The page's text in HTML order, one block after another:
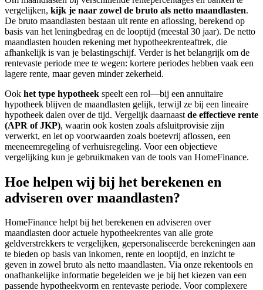
vergelijken, kijk je naar zowel de bruto als netto maandlasten.
De bruto maandlasten bestaan uit rente en aflossing, berekend op
basis van het leningbedrag en de looptijd (meestal 30 jaar). De netto
maandlasten houden rekening met hypotheekrenteaftrek, die
afhankelijk is van je belastingschijf. Verder is het belangrijk om de
rentevaste periode mee te wegen: kortere periodes hebben vaak een
lagere rente, maar geven minder zekerheid.
Ook het type hypotheek speelt een rol—bij een annuïtaire
hypotheek blijven de maandlasten gelijk, terwijl ze bij een lineaire
hypotheek dalen over de tijd. Vergelijk daarnaast de effectieve rente
(APR of JKP), waarin ook kosten zoals afsluitprovisie zijn
verwerkt, en let op voorwaarden zoals boetevrij aflossen, een
meeneemregeling of verhuisregeling. Voor een objectieve
vergelijking kun je gebruikmaken van de tools van HomeFinance.
Hoe helpen wij bij het berekenen en
adviseren over maandlasten?
HomeFinance helpt bij het berekenen en adviseren over
maandlasten door actuele hypotheekrentes van alle grote
geldverstrekkers te vergelijken, gepersonaliseerde berekeningen aan
te bieden op basis van inkomen, rente en looptijd, en inzicht te
geven in zowel bruto als netto maandlasten. Via onze rekentools en
onafhankelijke informatie begeleiden we je bij het kiezen van een
passende hypotheekvorm en rentevaste periode. Voor complexere